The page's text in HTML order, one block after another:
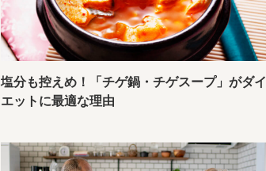
塩分も控えめ！「チゲ鍋・チゲスープ」がダイ
エットに最適な理由